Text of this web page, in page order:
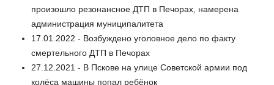
произошло резонансное ДТП в Печорах, намерена
администрация муниципалитета
17.01.2022 - Возбуждено уголовное дело по факту
смертельного ДТП в Печорах
27.12.2021 - В Пскове на улице Советской армии под
колёса машины попал ребёнок